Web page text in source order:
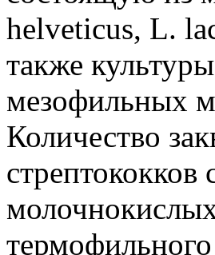
helveticus, L.
также
мезофильных
Количество